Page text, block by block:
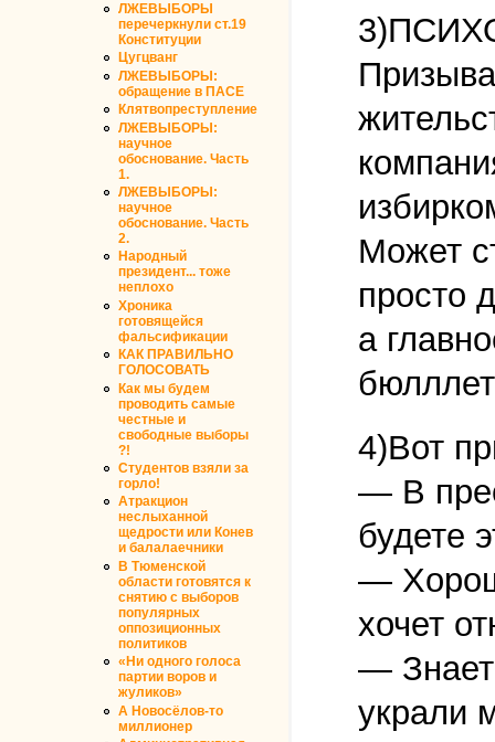
ЛЖЕВЫБОРЫ
перечеркнули ст.19
Конституции
Цугцванг
ЛЖЕВЫБОРЫ:
обращение в ПАСЕ
Клятвопреступление
ЛЖЕВЫБОРЫ:
научное
обоснование. Часть
1.
ЛЖЕВЫБОРЫ:
научное
обоснование. Часть
2.
Народный
президент... тоже
неплохо
Хроника
готовящейся
фальсификации
КАК ПРАВИЛЬНО
ГОЛОСОВАТЬ
Как мы будем
проводить самые
честные и
свободные выборы
?!
Студентов взяли за
горло!
Атракцион
неслыханной
щедрости или Конев
и балалаечники
В Тюменской
области готовятся к
снятию с выборов
популярных
оппозиционных
политиков
«Ни одного голоса
партии воров и
жуликов»
А Новосёлов-то
миллионер
Может
просто
а
4)Вот
— В
будете
—
хочет
—
украли